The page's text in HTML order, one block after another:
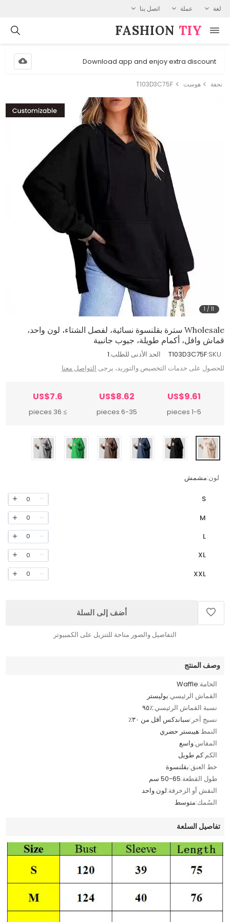
لغة عملة اتصل بنا
FASHION⁠ TIY
Download app and enjoy extra discount
نحفة هوست T103D3C75F
1 /11
Wholesale سترة بقلنسوة نسائية، لفصل الشتاء، لون واحد،
قماش وافل، أكمام طويلة، جيوب جانبية
SKU:
T103D3C75F الحد الأدنى للطلب:1
للحصول على خدمات التخصيص والتوريد، يرجى التواصل معنا
US$9.61
1-5 pieces
US$8.62
6-35 pieces
US$7.6
≥ 36 pieces
لون:مشمش
S
0
M
0
L
0
XL
0
XXL
0
أضف إلى السلة
التفاصيل والصور متاحة للتنزيل على الكمبيوتر
وصف المنتج
الخامة:Waffle
القماش الرئيسي:بوليستر
نسبة القماش الرئيسي:٪٩٥
نسيج آخر:سباندكس أقل من ٣٠٪
النمط:هيبستر حضري
المقاس:واسع
الكم:كم طويل
خط العنق:بقلنسوة
طول القطعة:50-65 سم
النقش أو الزخرفة:لون واحد
السُمك:متوسط
تفاصيل السلعة